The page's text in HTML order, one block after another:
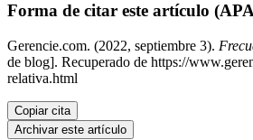
Forma de citar este artículo
Gerencie.com. (2022, septiembre 3).
de blog]. Recuperado de https://
relativa.html
Copiar cita
Archivar este artículo